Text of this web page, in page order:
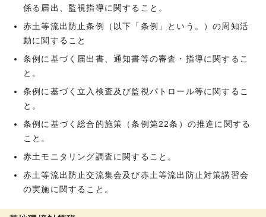
係る届出、監視指導に関すること。
赤土等流出防止条例（以下「条例」という。）の周知活
動に関すること
条例に基づく届出書、通知書等の審査・指導に関するこ
と。
条例に基づく立入検査及び監視パトロール等に関するこ
と。
条例に基づく総合的施策（条例第22条）の推進に関する
こと。
赤土モニタリング調査に関すること。
赤土等流出防止交流集会及び赤土等流出防止対策講習会
の実施に関すること。